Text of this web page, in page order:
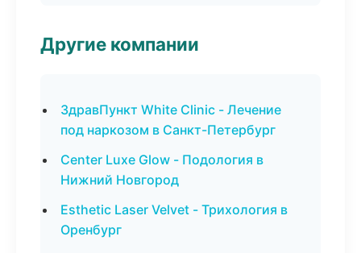
Другие компании
ЗдравПункт White Clinic - Лечение
под наркозом в Санкт-Петербург
Center Luxe Glow - Подология в
Нижний Новгород
Esthetic Laser Velvet - Трихология в
Оренбург